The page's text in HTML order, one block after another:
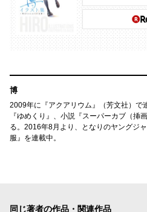
博
2009年に『アクアリウム』（芳文社）で
『ゆめくり』、小説『スーパーカブ（挿
る。2016年8月より、となりのヤングジ
服』を連載中。
同じ著者の作品・関連作品